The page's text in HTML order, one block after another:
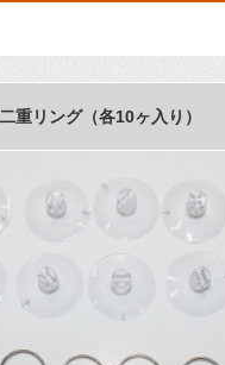
重リング（各10ヶ入り）